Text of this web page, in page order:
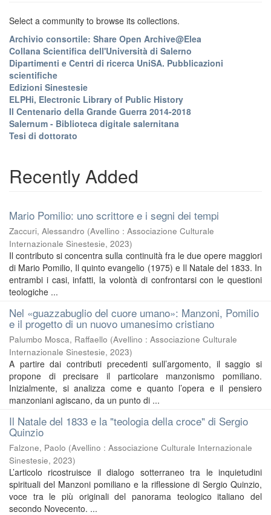
Select a community to browse its collections.
Archivio consortile: Share Open Archive@Elea
Collana Scientifica dell'Università di Salerno
Dipartimenti e Centri di ricerca UniSA. Pubblicazioni
scientifiche
Edizioni Sinestesie
ELPHi, Electronic Library of Public History
Il Centenario della Grande Guerra 2014-2018
Salernum - Biblioteca digitale salernitana
Tesi di dottorato
Recently Added
Mario Pomilio: uno scrittore e i segni dei tempi
Zaccuri, Alessandro (Avellino : Associazione Culturale
Internazionale Sinestesie, 2023)
Il contributo si concentra sulla continuità fra le due opere maggiori
di Mario Pomilio, Il quinto evangelio (1975) e Il Natale del 1833. In
entrambi i casi, infatti, la volontà di confrontarsi con le questioni
teologiche ...
Nel «guazzabuglio del cuore umano»: Manzoni, Pomilio
e il progetto di un nuovo umanesimo cristiano
Palumbo Mosca, Raffaello (Avellino : Associazione Culturale
Internazionale Sinestesie, 2023)
A partire dai contributi precedenti sull’argomento, il saggio si
propone di precisare il particolare manzonismo pomiliano.
Inizialmente, si analizza come e quanto l’opera e il pensiero
manzoniani agiscano, da un punto di ...
Il Natale del 1833 e la "teologia della croce" di Sergio
Quinzio
Falzone, Paolo (Avellino : Associazione Culturale Internazionale
Sinestesie, 2023)
L’articolo ricostruisce il dialogo sotterraneo tra le inquietudini
spirituali del Manzoni pomiliano e la riflessione di Sergio Quinzio,
voce tra le più originali del panorama teologico italiano del
secondo Novecento. ...